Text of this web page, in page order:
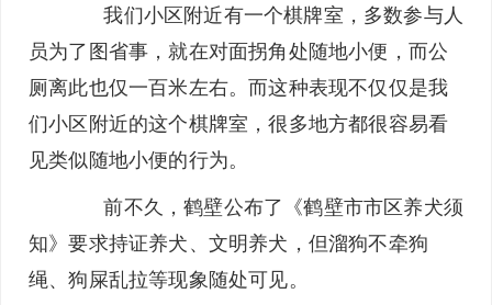
我们小区附近有一个棋牌室，多数参与人
员为了图省事，就在对面拐角处随地小便，而公
厕离此也仅一百米左右。而这种表现不仅仅是我
们小区附近的这个棋牌室，很多地方都很容易看
见类似随地小便的行为。
前不久，鹤壁公布了《鹤壁市市区养犬须
知》要求持证养犬、文明养犬，但溜狗不牵狗
绳、狗屎乱拉等现象随处可见。